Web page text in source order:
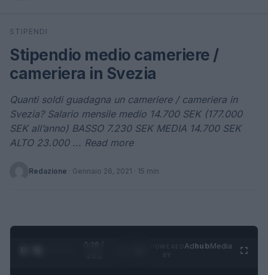
Cerca
STIPENDI
Stipendio medio cameriere /
cameriera in Svezia
Quanti soldi guadagna un cameriere / cameriera in
Svezia? Salario mensile medio 14.700 SEK (177.000
SEK all’anno) BASSO 7.230 SEK MEDIA 14.700 SEK
ALTO 23.000 ... Read more
Redazione · Gennaio 26, 2021 · 15 min
0:29 /
AdhubMedia